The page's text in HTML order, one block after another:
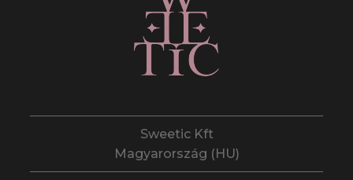
Sweetic Kft
Magyarország (HU)